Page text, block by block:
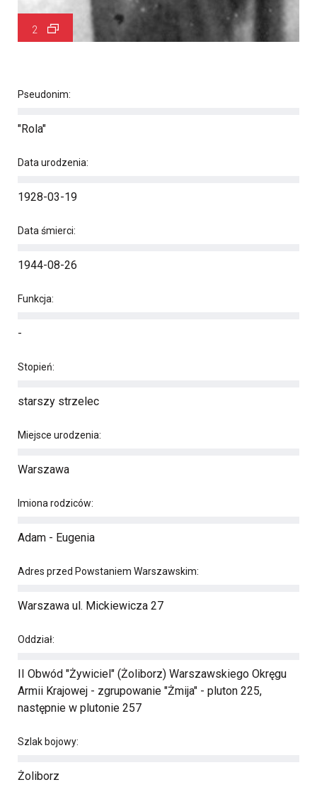
2
Pseudonim:
"Rola"
Data urodzenia:
1928-03-19
Data śmierci:
1944-08-26
Funkcja:
-
Stopień:
starszy strzelec
Miejsce urodzenia:
Warszawa
Imiona rodziców:
Adam - Eugenia
Adres przed Powstaniem Warszawskim:
Warszawa ul. Mickiewicza 27
Oddział:
II Obwód "Żywiciel" (Żoliborz) Warszawskiego Okręgu
Armii Krajowej - zgrupowanie "Żmija" - pluton 225,
następnie w plutonie 257
Szlak bojowy:
Żoliborz